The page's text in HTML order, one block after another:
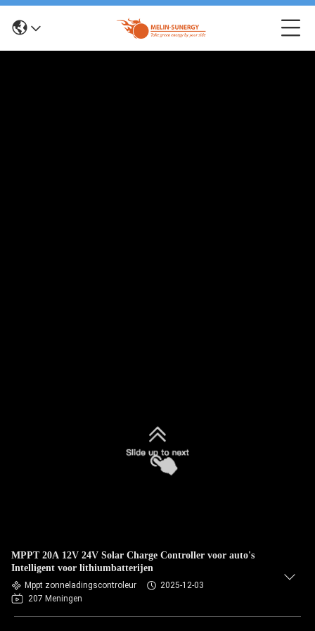
MPPT 20A 12V 24V Solar Charge Controller voor auto's
Intelligent voor lithiumbatterijen
Mppt zonneladingscontroleur
2025-12-03
207 Meningen